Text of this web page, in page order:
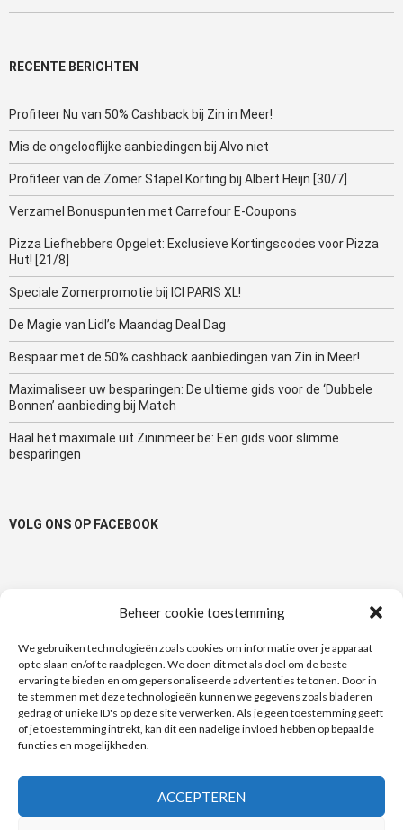
Beheer cookie toestemming
We gebruiken technologieën zoals cookies om informatie over je apparaat
op te slaan en/of te raadplegen. We doen dit met als doel om de beste
ervaring te bieden en om gepersonaliseerde advertenties te tonen. Door in
te stemmen met deze technologieën kunnen we gegevens zoals bladeren
gedrag of unieke ID's op deze site verwerken. Als je geen toestemming geeft
of je toestemming intrekt, kan dit een nadelige invloed hebben op bepaalde
functies en mogelijkheden.
ACCEPTEREN
RECENTE BERICHTEN
Profiteer Nu van 50% Cashback bij Zin in Meer!
Mis de ongelooflijke aanbiedingen bij Alvo niet
Profiteer van de Zomer Stapel Korting bij Albert Heijn [30/7]
Verzamel Bonuspunten met Carrefour E-Coupons
Pizza Liefhebbers Opgelet: Exclusieve Kortingscodes voor Pizza
Hut! [21/8]
Speciale Zomerpromotie bij ICI PARIS XL!
De Magie van Lidl’s Maandag Deal Dag
Bespaar met de 50% cashback aanbiedingen van Zin in Meer!
Maximaliseer uw besparingen: De ultieme gids voor de ‘Dubbele
Bonnen’ aanbieding bij Match
Haal het maximale uit Zininmeer.be: Een gids voor slimme
besparingen
VOLG ONS OP FACEBOOK
1+11+1 gratis50%100% Terugbetaald actie
Albert Heijn Auchan bonbonnenBonuspunten
Carrefour Cup a Soup DanoneDelhaize deodorant Di douchegel
korting kortingen
Kruidvat Lidl Lotus Maes Match Metro Nieuwslijn Nivea Royal